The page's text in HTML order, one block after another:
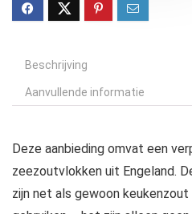
Beschrijving
Aanvullende informatie
Deze aanbieding omvat een
zeezoutvlokken uit Engeland.
zijn net als gewoon